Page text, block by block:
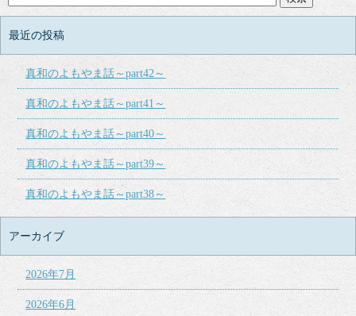
最近の投稿
真和のよもやま話～part42～
真和のよもやま話～part41～
真和のよもやま話～part40～
真和のよもやま話～part39～
真和のよもやま話～part38～
アーカイブ
2026年7月
2026年6月